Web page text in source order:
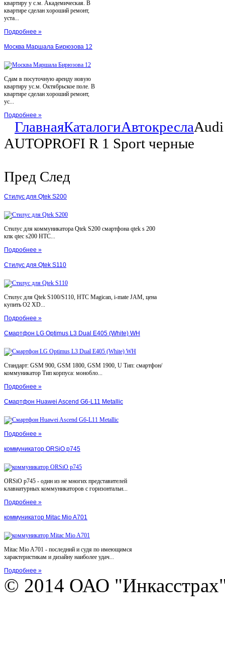
квартиру у с.м. Академическая. В
квартире сделан хороший ремонт,
уста...
Подробнее »
Москва Маршала Бирюзова 12
Сдам в посуточную аренду новую
квартиру ус.м. Октябрьское поле. В
квартире сделан хороший ремонт,
ус...
Подробнее »
ГлавнаяКаталогиАвтокресла
AUTOPROFI R 1 Sport черные
Пред След
Стилус для Qtek S200
Стилус для коммуникатора Qtek S200 смартфона qtek s 200
кпк qtec s200 HTC...
Подробнее »
Стилус для Qtek S110
Стилус для Qtek S100/S110, HTC Magican, i-mate JAM, цена
купить O2 XD...
Подробнее »
Смартфон LG Optimus L3 Dual E405 (White) WH
Стандарт: GSM 900, GSM 1800, GSM 1900, U Тип: смартфон/
коммуникатор Тип корпуса: монобло...
Подробнее »
Смартфон Huawei Ascend G6-L11 Metallic
Подробнее »
коммуникатор ORSiO p745
ORSiO p745 - один из не многих представителей
клавиатурных коммуникаторов с горизонтальн...
Подробнее »
коммуникатор Mitac Mio A701
Mitac Mio A701 - последний и судя по имеющимся
характеристикам и дизайну наиболее удач...
Подробнее »
© 2014 ОАО